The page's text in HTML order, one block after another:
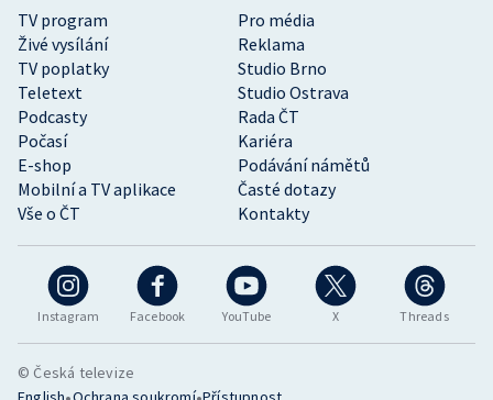
Instagram Facebook YouTube X Threads
TV program
Pro média
Živé vysílání
Reklama
TV poplatky
Studio Brno
Teletext
Studio Ostrava
Podcasty
Rada ČT
Počasí
Kariéra
E-shop
Podávání námětů
Mobilní a TV aplikace
Časté dotazy
Vše o ČT
Kontakty
© Česká televize